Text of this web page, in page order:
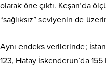
olarak öne çıktı. Keşan’da
“sağlıksız” seviyenin de
Aynı endeks verilerinde;
123, Hatay İskenderun’da